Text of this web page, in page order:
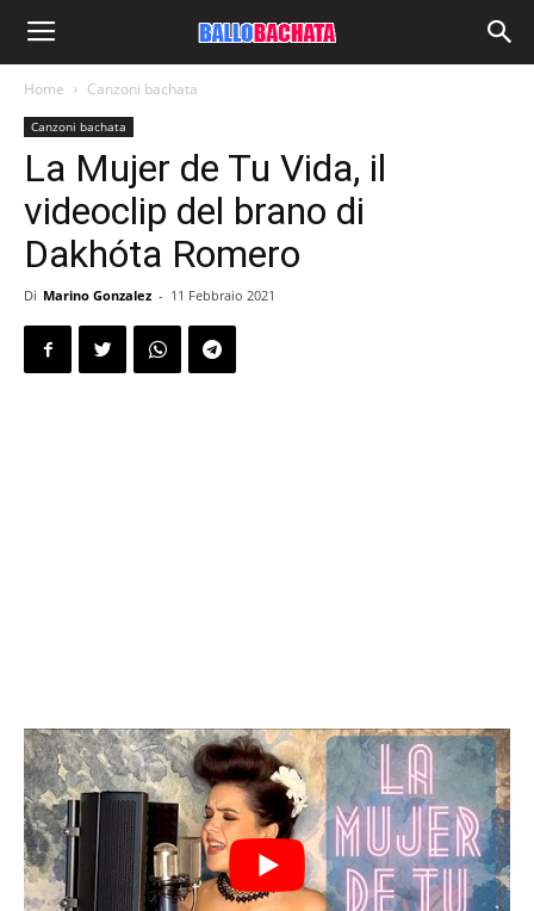
Home Canzoni bachata
Canzoni bachata
La Mujer de Tu Vida, il
videoclip del brano di
Dakhóta Romero
Di Marino Gonzalez - 11 Febbraio 2021